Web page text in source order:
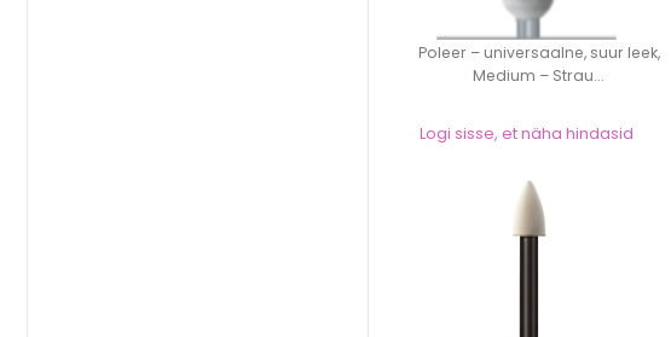
Poleer – universaalne, suur leek,
Medium – Strau...
Logi sisse, et näha hindasid